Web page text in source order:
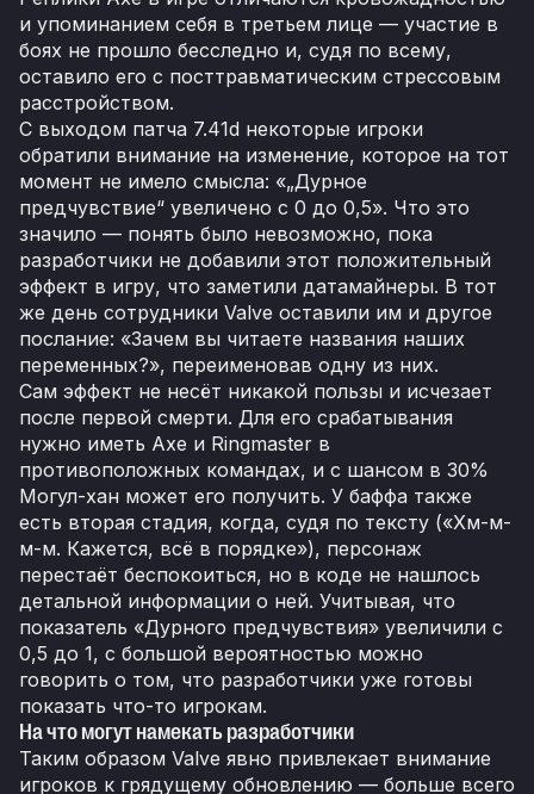
и упоминанием себя в третьем лице — участие в
боях не прошло бесследно и, судя по всему,
оставило его с посттравматическим стрессовым
расстройством.
С выходом патча 7.41d некоторые игроки
обратили внимание на изменение, которое на тот
момент не имело смысла: «„Дурное
предчувствие“ увеличено с 0 до 0,5». Что это
значило — понять было невозможно, пока
разработчики не добавили этот положительный
эффект в игру, что заметили датамайнеры. В тот
же день сотрудники Valve оставили им и другое
послание: «Зачем вы читаете названия наших
переменных?», переименовав одну из них.
Сам эффект не несёт никакой пользы и исчезает
после первой смерти. Для его срабатывания
нужно иметь Axe и Ringmaster в
противоположных командах, и с шансом в 30%
Могул-хан может его получить. У баффа также
есть вторая стадия, когда, судя по тексту («Хм-м-
м-м. Кажется, всё в порядке»), персонаж
перестаёт беспокоиться, но в коде не нашлось
детальной информации о ней. Учитывая, что
показатель «Дурного предчувствия» увеличили с
0,5 до 1, с большой вероятностью можно
говорить о том, что разработчики уже готовы
показать что-то игрокам.
На что могут намекать разработчики
Таким образом Valve явно привлекает внимание
игроков к грядущему обновлению — больше всего